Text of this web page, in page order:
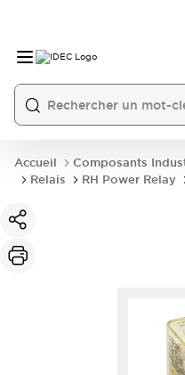
Accueil Composants
Relais
RH Power Relay